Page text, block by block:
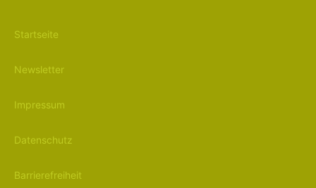
Startseite
Newsletter
Impressum
Datenschutz
Barrierefreiheit